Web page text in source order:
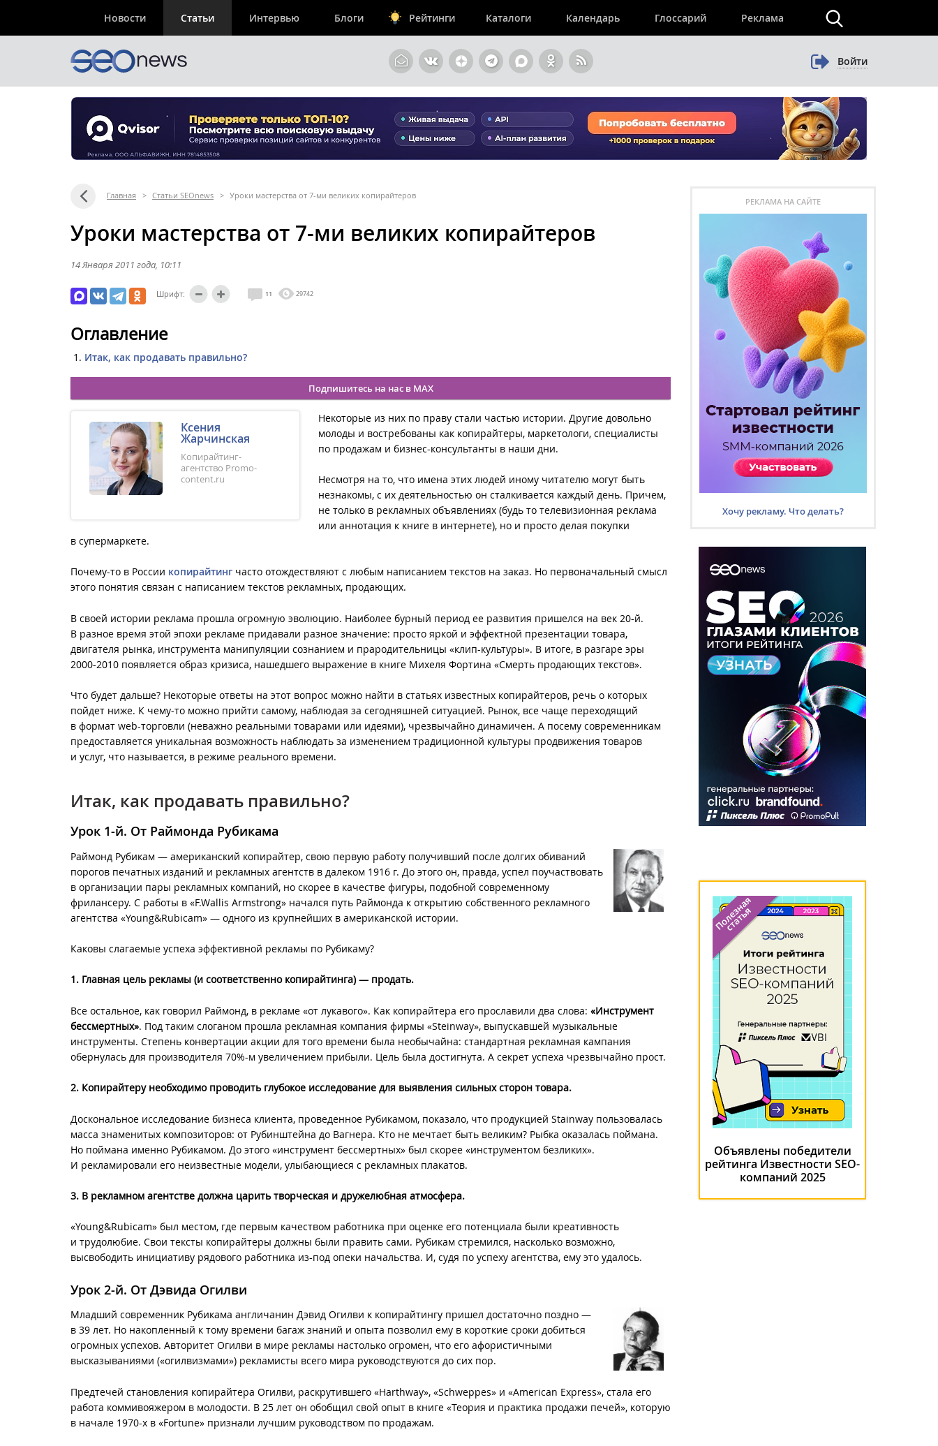
Новости Статьи Интервью Блоги Рейтинги Каталоги Календарь Глоссарий Реклама
Войти
Главная > Статьи SEOnews > Уроки мастерства от 7-ми великих копирайтеров
Уроки мастерства от 7-ми великих копирайтеров
14 Января 2011 года , 10:11
Шрифт: 11 29742
Оглавление
Итак, как продавать правильно?
Подпишитесь на нас в MAX
Ксения
Жарчинская
Копирайтинг-
агентство Promo-
content.ru
Некоторые из них по праву стали частью истории. Другие довольно
молоды и востребованы как копирайтеры, маркетологи, специалисты
по продажам и бизнес-консультанты в наши дни.
Несмотря на то, что имена этих людей иному читателю могут быть
незнакомы, с их деятельностью он сталкивается каждый день. Причем,
не только в рекламных объявлениях (будь то телевизионная реклама
или аннотация к книге в интернете), но и просто делая покупки
в супермаркете.
Почему-то в России копирайтинг часто отождествляют с любым написанием текстов на заказ. Но первоначальный смысл
этого понятия связан с написанием текстов рекламных, продающих.
В своей истории реклама прошла огромную эволюцию. Наиболее бурный период ее развития пришелся на век 20-й.
В разное время этой эпохи рекламе придавали разное значение: просто яркой и эффектной презентации товара,
двигателя рынка, инструмента манипуляции сознанием и прародительницы «клип-культуры». В итоге, в разгаре эры
2000-2010 появляется образ кризиса, нашедшего выражение в книге Михеля Фортина «Смерть продающих текстов».
Что будет дальше? Некоторые ответы на этот вопрос можно найти в статьях известных копирайтеров, речь о которых
пойдет ниже. К чему-то можно прийти самому, наблюдая за сегодняшней ситуацией. Рынок, все чаще переходящий
в формат web-торговли (неважно реальными товарами или идеями), чрезвычайно динамичен. А посему современникам
предоставляется уникальная возможность наблюдать за изменением традиционной культуры продвижения товаров
и услуг, что называется, в режиме реального времени.
Итак, как продавать правильно?
Урок 1-й. От Раймонда Рубикама
Раймонд Рубикам — американский копирайтер, свою первую работу получивший после долгих обиваний
порогов печатных изданий и рекламных агентств в далеком 1916 г. До этого он, правда, успел поучаствовать
в организации пары рекламных компаний, но скорее в качестве фигуры, подобной современному
фрилансеру. С работы в «F.Wallis Armstrong» начался путь Раймонда к открытию собственного рекламного
агентства «Young&Rubicam» — одного из крупнейших в американской истории.
Каковы слагаемые успеха эффективной рекламы по Рубикаму?
1. Главная цель рекламы (и соответственно копирайтинга) — продать.
Все остальное, как говорил Раймонд, в рекламе «от лукавого». Как копирайтера его прославили два слова: «Инструмент
бессмертных». Под таким слоганом прошла рекламная компания фирмы «Steinway», выпускавшей музыкальные
инструменты. Степень конвертации акции для того времени была необычайна: стандартная рекламная кампания
обернулась для производителя 70%-м увеличением прибыли. Цель была достигнута. А секрет успеха чрезвычайно прост.
2. Копирайтеру необходимо проводить глубокое исследование для выявления сильных сторон товара.
Доскональное исследование бизнеса клиента, проведенное Рубикамом, показало, что продукцией Stainway пользовалась
масса знаменитых композиторов: от Рубинштейна до Вагнера. Кто не мечтает быть великим? Рыбка оказалась поймана.
Но поймана именно Рубикамом. До этого «инструмент бессмертных» был скорее «инструментом безликих».
И рекламировали его неизвестные модели, улыбающиеся с рекламных плакатов.
3. В рекламном агентстве должна царить творческая и дружелюбная атмосфера.
«Young&Rubicam» был местом, где первым качеством работника при оценке его потенциала были креативность
и трудолюбие. Свои тексты копирайтеры должны были править сами. Рубикам стремился, насколько возможно,
высвободить инициативу рядового работника из-под опеки начальства. И, судя по успеху агентства, ему это удалось.
Урок 2-й. От Дэвида Огилви
Младший современник Рубикама англичанин Дэвид Огилви к копирайтингу пришел достаточно поздно —
в 39 лет. Но накопленный к тому времени багаж знаний и опыта позволил ему в короткие сроки добиться
огромных успехов. Авторитет Огилви в мире рекламы настолько огромен, что его афористичными
высказываниями («огилвизмами») рекламисты всего мира руководствуются до сих пор.
Предтечей становления копирайтера Огилви, раскрутившего «Harthway», «Schweppes» и «American Express», стала его
работа коммивояжером в молодости. В 25 лет он обобщил свой опыт в книге «Теория и практика продажи печей», которую
в начале 1970-х в «Fortune» признали лучшим руководством по продажам.
РЕКЛАМА НА САЙТЕ
Хочу рекламу. Что делать?
Объявлены победители
рейтинга Известности SEO-
компаний 2025